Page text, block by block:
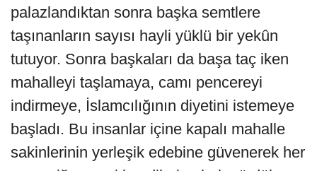
palazlandıktan sonra başka semtlere
taşınanların sayısı hayli yüklü bir yekûn
tutuyor. Sonra başkaları da başa taç iken
mahalleyi taşlamaya, camı pencereyi
indirmeye, İslamcılığının diyetini istemeye
başladı. Bu insanlar içine kapalı mahalle
sakinlerinin yerleşik edebine güvenerek her